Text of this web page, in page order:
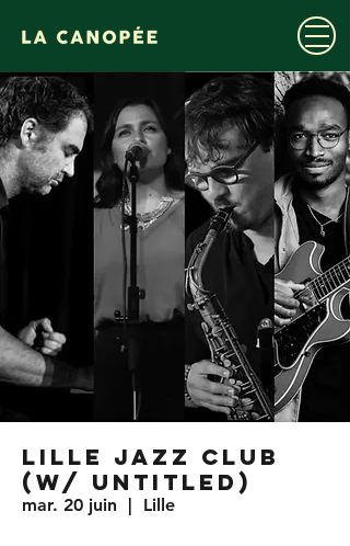
LILLE JAZZ CLUB
(w/ UNTITLED)
mar. 20 juin
  |
Lille